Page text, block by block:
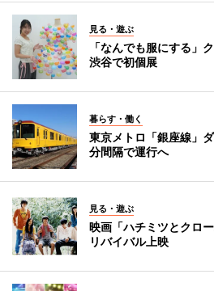
見る・遊ぶ
「なんでも服にする」
渋谷で初個展
暮らす・働く
東京メトロ「銀座線」
分間隔で運行へ
見る・遊ぶ
映画「ハチミツとクロ
リバイバル上映